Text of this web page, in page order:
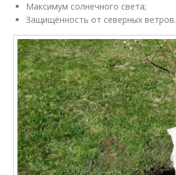
Максимум солнечного света;
Защищённость от северных ветров.